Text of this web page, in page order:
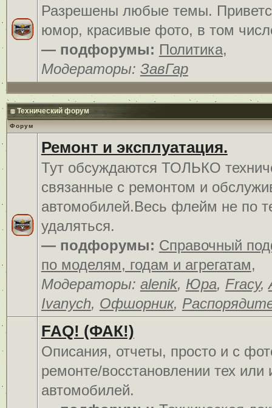
Разрешены любые темы.
юмор, красивые фото, в том
— подфорумы: Политика,
Модераторы: ЗавГар
Технический форум
Форум
Ремонт и эксплуатация.
Тут обсуждаются ТОЛЬКО
связанные с ремонтом и
автомобилей.Весь флейм не по
удаляться.
— подфорумы: Справочный
по моделям, годам и агрегатам,
Модераторы: alenik, Юра, Fracy,
Ivanych, Офшорник,
FAQ! (ФАК!)
Описания, отчеты, просто и c
ремонте/восстановлении тех или
автомобилей.